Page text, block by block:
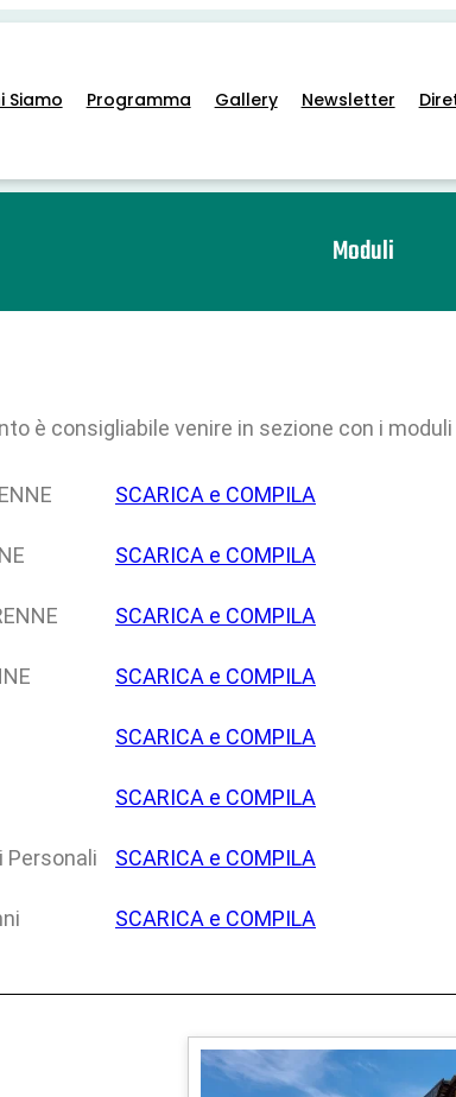
Siamo Programma Gallery Newsletter
Moduli
è consigliabile venire in sezione con i
SCARICA e COMPILA
SCARICA e COMPILA
SCARICA e COMPILA
SCARICA e COMPILA
SCARICA e COMPILA
SCARICA e COMPILA
Personali SCARICA e COMPILA
SCARICA e COMPILA